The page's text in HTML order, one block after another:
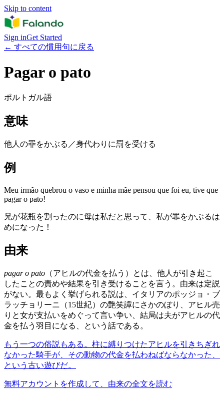
Skip to content
Sign inGet Started
← すべての慣用句に戻る
Pagar o pato
ポルトガル語
意味
他人の罪をかぶる／身代わりに罰を受ける
例
Meu irmão quebrou o vaso e minha mãe pensou que foi eu, tive que
pagar o pato!
兄が花瓶を割ったのに母は私だと思って、私が罪をかぶるは
めになった！
由来
pagar o pato （アヒルの代金を払う）とは、他人が引き起こ
したことの責めや結果を引き受けることを言う。由来は定説
がない。最もよく挙げられる説は、イタリアのポッジョ・ブ
ラッチョリーニ（15世紀）の艶笑譚にさかのぼり、アヒル売
りと女が支払いをめぐって言い争い、結局は夫がアヒルの代
金を払う羽目になる、という話である。
もう一つの俗説もある。柱に縛りつけたアヒルを引きちぎれ
なかった騎手が、その動物の代金を払わねばならなかった、
という古い遊びだ。
無料アカウントを作成して、由来の全文を読む